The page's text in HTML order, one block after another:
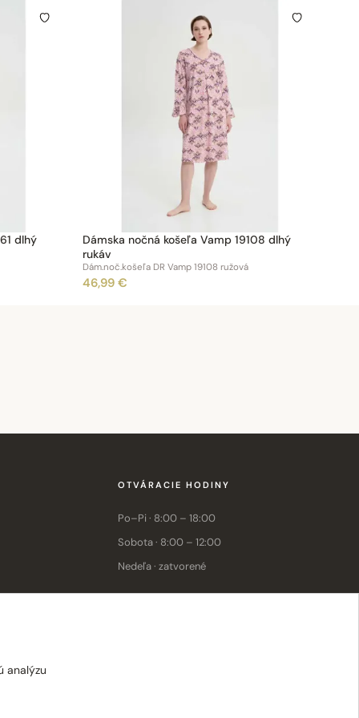
dlhý
Dámska nočná košeľa Vamp 19108 dlhý
rukáv
Dám.noč.košeľa DR Vamp 19108 ružová
46,99 €
OTVÁRACIE HODINY
Po–Pi · 8:00 – 18:00
Sobota · 8:00 – 12:00
Nedeľa · zatvorené
analýzu